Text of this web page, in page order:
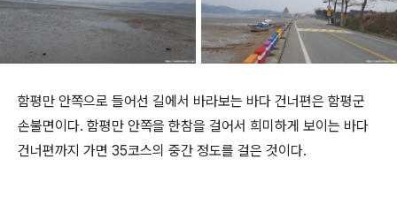
함평만 안쪽으로 들어선 길에서 바라보는 바다 건너편은 함평군
손불면이다. 함평만 안쪽을 한참을 걸어서 희미하게 보이는 바다
건너편까지 가면 35코스의 중간 정도를 걸은 것이다.